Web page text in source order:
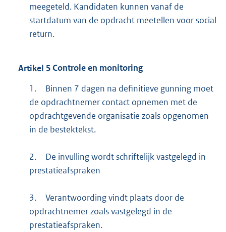
meegeteld. Kandidaten kunnen vanaf de
startdatum van de opdracht meetellen voor social
return.
Artikel 5Controle en monitoring
1.
Binnen 7 dagen na definitieve gunning moet
de opdrachtnemer contact opnemen met de
opdrachtgevende organisatie zoals opgenomen
in de bestektekst.
2.
De invulling wordt schriftelijk vastgelegd in
prestatieafspraken
3.
Verantwoording vindt plaats door de
opdrachtnemer zoals vastgelegd in de
prestatieafspraken.